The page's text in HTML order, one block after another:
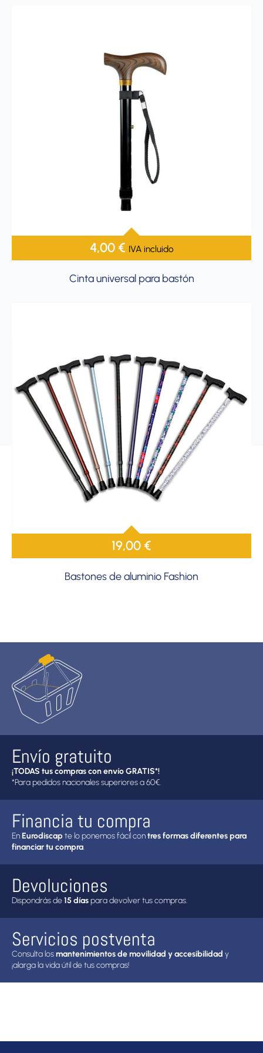
4,00€ IVA incluido
Cinta universal para bastón
19,00€
Bastones de aluminio Fashion
Envío gratuito
¡TODAS tus compras con envío GRATIS*!
*Para pedidos nacionales superiores a 60€.
Financia tu compra
EnEurodiscapte lo ponemos fácil contres formas diferentes para
financiar tu compra.
Devoluciones
Dispondrás de15 díaspara devolver tus compras.
Servicios postventa
Consulta losmantenimientos de movilidad y accesibilidad y
¡alarga la vida útil de tus compras!